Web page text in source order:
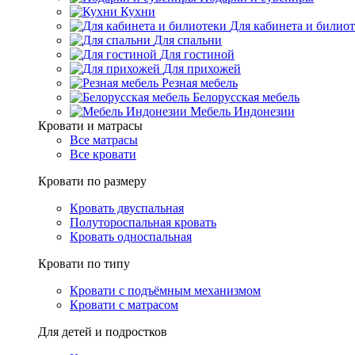
Кухни
Для кабинета и
Для спальни
Для гостиной
Для прихожей
Резная мебель
Белорусская мебель
Мебель Индонезии
Кровати и матрасы
Все матрасы
Все кровати
Кровати по размеру
Кровать двуспальная
Полутороспальная кровать
Кровать односпальная
Кровати по типу
Кровати с подъёмным механизмом
Кровати с матрасом
Для детей и подростков